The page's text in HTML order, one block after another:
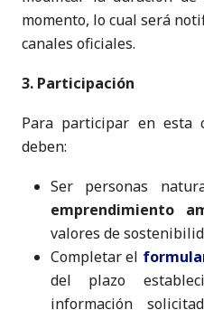
momento, lo cual será
canales oficiales.
3. Participación
Para participar en esta
deben:
Ser personas
emprendimiento
valores de
Completar el
del plazo
información